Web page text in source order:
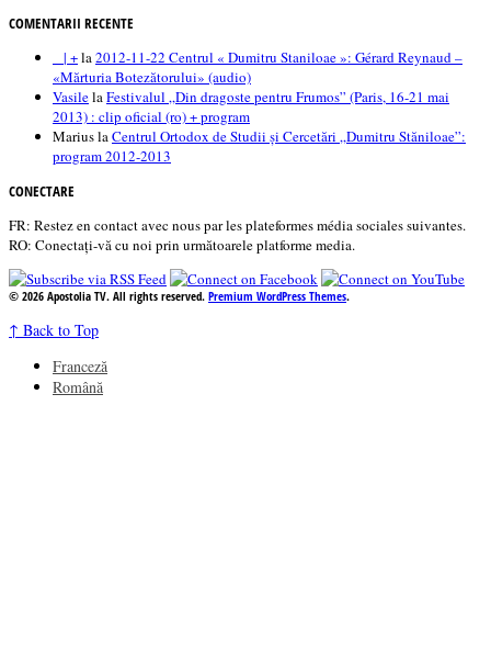
COMENTARII RECENTE
_ | +la2012-11-22 Centrul « Dumitru Staniloae »: Gérard Reynaud –
«Mărturia Botezătorului» (audio)
VasilelaFestivalul „Din dragoste pentru Frumos” (Paris, 16-21 mai
2013) : clip oficial (ro) + program
MariuslaCentrul Ortodox de Studii și Cercetări „Dumitru Stăniloae”:
program 2012-2013
CONECTARE
FR: Restez en contact avec nous par les plateformes média sociales suivantes.
RO: Conectați-vă cu noi prin următoarele platforme media.
© 2026 Apostolia TV. All rights reserved. Premium WordPress Themes.
↑ Back to Top
Franceză
Română